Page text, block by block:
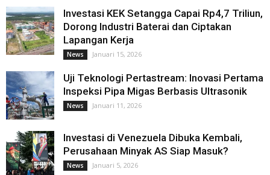
Investasi KEK Setangga Capai Rp4,7 Triliun,
Dorong Industri Baterai dan Ciptakan
Lapangan Kerja
News Januari 15, 2026
Uji Teknologi Pertastream: Inovasi Pertama
Inspeksi Pipa Migas Berbasis Ultrasonik
News Januari 11, 2026
Investasi di Venezuela Dibuka Kembali,
Perusahaan Minyak AS Siap Masuk?
News Januari 5, 2026